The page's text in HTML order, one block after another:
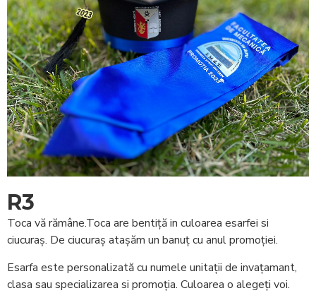
R3
Toca vă rămâne.Toca are bentiță in culoarea esarfei si
ciucuraș. De ciucuraș atașăm un banuț cu anul promoției.
Esarfa este personalizată cu numele unitații de invațamant,
clasa sau specializarea si promoția. Culoarea o alegeți voi.